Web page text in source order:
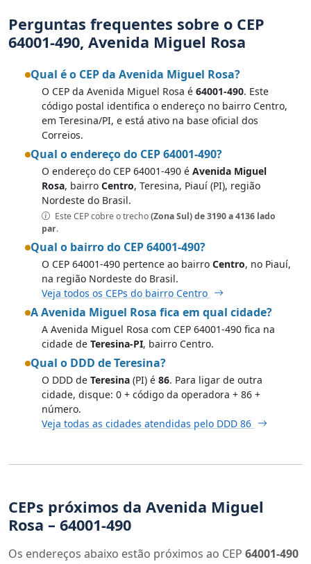
Perguntas frequentes sobre o CEP
64001-490, Avenida Miguel Rosa
Qual é o CEP da Avenida Miguel Rosa?
O CEP da Avenida Miguel Rosa é 64001-490. Este
código postal identifica o endereço no bairro Centro,
em Teresina/PI, e está ativo na base oficial dos
Correios.
Qual o endereço do CEP 64001-490?
O endereço do CEP 64001-490 é Avenida Miguel
Rosa, bairro Centro, Teresina, Piauí (PI), região
Nordeste do Brasil.
Este CEP cobre o trecho(Zona Sul) de 3190 a 4136 lado
par.
Qual o bairro do CEP 64001-490?
O CEP 64001-490 pertence ao bairro Centro, no Piauí,
na região Nordeste do Brasil.
Veja todos os CEPs do bairro Centro
A Avenida Miguel Rosa fica em qual cidade?
A Avenida Miguel Rosa com CEP 64001-490 fica na
cidade de Teresina-PI, bairro Centro.
Qual o DDD de Teresina?
O DDD de Teresina (PI) é 86. Para ligar de outra
cidade, disque: 0 + código da operadora + 86 +
número.
Veja todas as cidades atendidas pelo DDD 86
CEPs próximos da Avenida Miguel
Rosa – 64001-490
Os endereços abaixo estão próximos ao CEP 64001-490